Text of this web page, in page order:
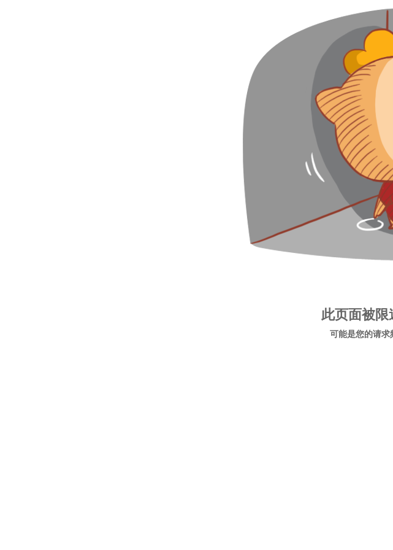
此页面被限
可能是您的请求